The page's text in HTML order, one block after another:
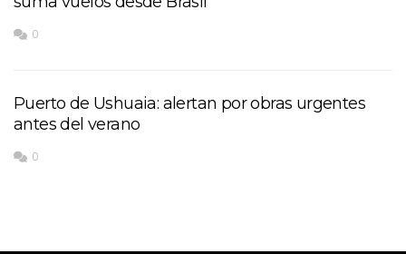
0
Puerto de Ushuaia: alertan por obras urgentes
antes del verano
0